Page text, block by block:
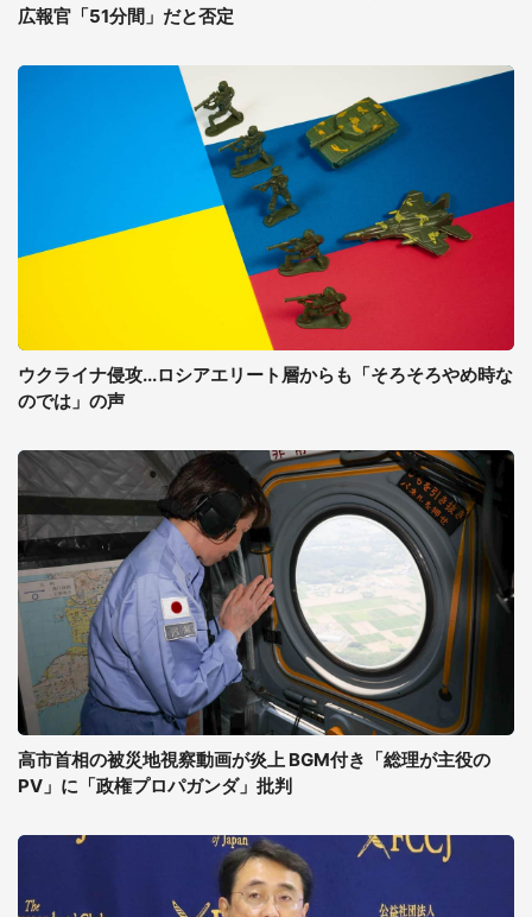
広報官「51分間」だと否定
ウクライナ侵攻...ロシアエリート層からも「そろそろやめ時な
のでは」の声
高市首相の被災地視察動画が炎上 BGM付き「総理が主役の
PV」に「政権プロパガンダ」批判